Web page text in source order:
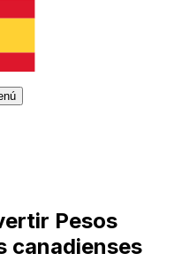
Pesos
canadienses